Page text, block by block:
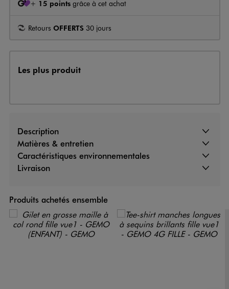
+ 15 points grâce à cet achat
Retours OFFERTS 30 jours
Les plus produit
Description
Matières & entretien
Caractéristiques environnementales
Livraison
Produits achetés ensemble